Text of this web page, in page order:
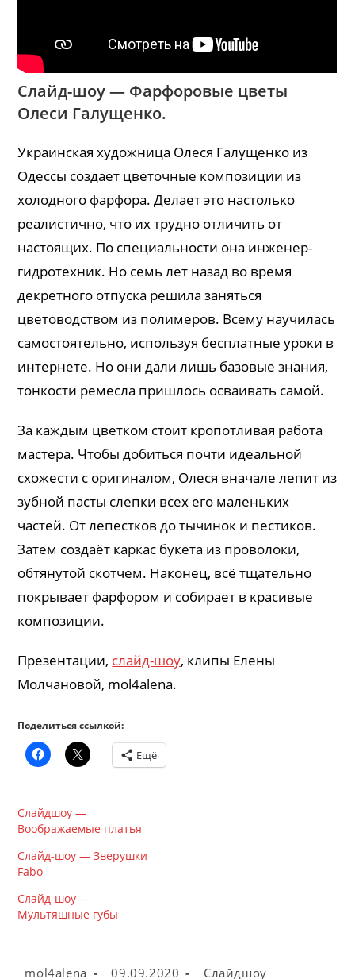
Слайд-шоу — Фарфоровые цветы
Олеси Галущенко.
Украинская художница Олеся Галущенко из
Одессы создает цветочные композиции из
холодного фарфора. Делает это настолько
реалистично, что их трудно отличить от
настоящих. По специальности она инженер-
гидротехник. Но семь лет назад во время
декретного отпуска решила заняться
цветоводством из полимеров. Всему научилась
самостоятельно, используя бесплатные уроки в
интернете. Но они дали лишь базовые знания,
тонкости ремесла пришлось осваивать самой.
За каждым цветком стоит кропотливая работа
мастера. Чтобы добиться почти идеальной
схожести с оригиналом, Олеся вначале лепит из
зубной пасты слепки всех его маленьких
частей. От лепестков до тычинок и пестиков.
Затем создаёт каркас букета из проволоки,
обтянутой скотчем. Наконец, всё тщательно
покрывает фарфором и собирает в красивые
композиции.
Презентации, слайд-шоу, клипы Елены
Молчановой, mol4alena.
Поделиться ссылкой:
Ещё
Слайдшоу —
Воображаемые платья
Слайд-шоу — Зверушки
Fabo
Слайд-шоу —
Мультяшные губы
Автор
mol4alena
Запись
09.09.2020
Рубрика
Слайдшоу